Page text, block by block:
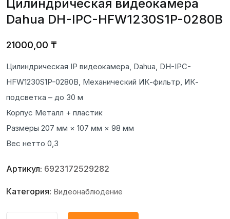
Цилиндрическая видеокамера
Dahua DH-IPC-HFW1230S1P-0280B
21000,00 ₸
Цилиндрическая IP видеокамера, Dahua, DH-IPC-
HFW1230S1P-0280B, Механический ИК-фильтр, ИК-
подсветка – до 30 м
Корпус Металл + пластик
Размеры 207 мм × 107 мм × 98 мм
Вес нетто 0,3
Артикул: 6923172529282
Категория: Видеонаблюдение